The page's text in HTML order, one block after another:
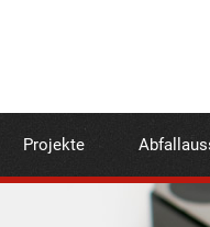
Projekte